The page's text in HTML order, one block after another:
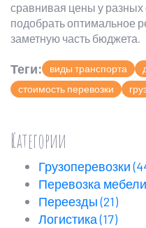
сравнивая цены у
подобрать оптимальное
заметную часть бюджета.
Теги: виды транспорта
стоимость перевозки
Категории
Грузоперевозки
Перевозка
Переезды(21)
Логистика(17)